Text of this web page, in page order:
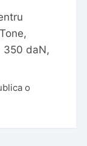
350 daN,
o